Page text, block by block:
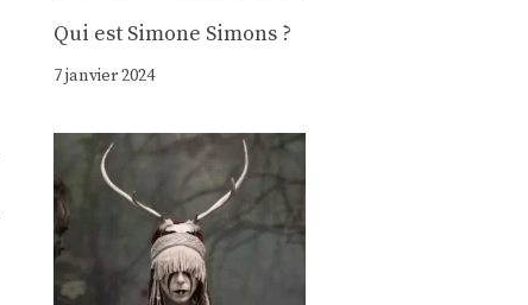
Qui est Simone Simons ?
7 janvier 2024